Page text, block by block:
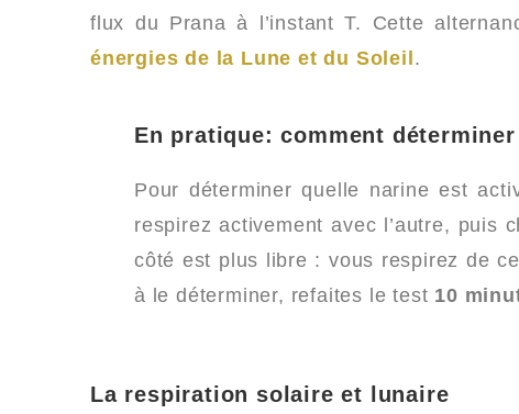
flux du Prana à l’instant T. Cette
énergies de la Lune et du Soleil .
En pratique: comment
Pour déterminer quelle narine est
respirez activement avec l’autre, puis
côté est plus libre : vous respirez de
à le déterminer, refaites le test 10
La respiration solaire et lunaire